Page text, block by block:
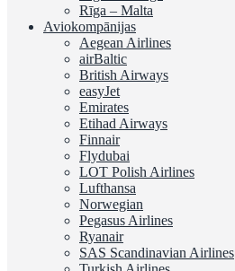
Rīga – Malta
Aviokompānijas
Aegean Airlines
airBaltic
British Airways
easyJet
Emirates
Etihad Airways
Finnair
Flydubai
LOT Polish Airlines
Lufthansa
Norwegian
Pegasus Airlines
Ryanair
SAS Scandinavian Airlines